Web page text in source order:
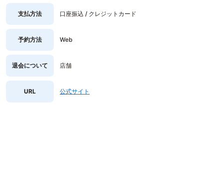
支払方法 口座振込 / クレジットカード
予約方法 Web
退会について 店舗
URL 公式サイト